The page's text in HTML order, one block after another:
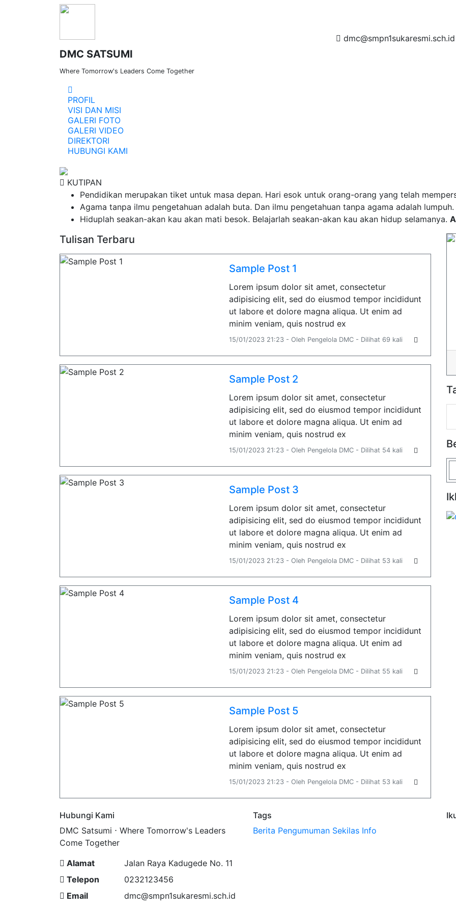
DMC SATSUMI
Where Tomorrow's Leaders Come Together
dmc@smpn1sukaresmi.sch.id
PROFIL
VISI DAN MISI
GALERI FOTO
GALERI VIDEO
DIREKTORI
HUBUNGI KAMI
KUTIPAN
Pendidikan merupakan tiket untuk masa depan. Hari esok untuk orang-orang yang telah
Agama tanpa ilmu pengetahuan adalah buta. Dan ilmu pengetahuan tanpa agama adalah lumpuh.
Hiduplah seakan-akan kau akan mati besok. Belajarlah seakan-akan kau akan hidup selamanya.
Tulisan Terbaru
Sample Post 1
Lorem ipsum dolor sit amet, consectetur
adipisicing elit, sed do eiusmod tempor incididunt
ut labore et dolore magna aliqua. Ut enim ad
minim veniam, quis nostrud ex
15/01/2023 21:23 - Oleh Pengelola DMC - Dilihat 69 kali
Sample Post 2
Lorem ipsum dolor sit amet, consectetur
adipisicing elit, sed do eiusmod tempor incididunt
ut labore et dolore magna aliqua. Ut enim ad
minim veniam, quis nostrud ex
15/01/2023 21:23 - Oleh Pengelola DMC - Dilihat 54 kali
Sample Post 3
Lorem ipsum dolor sit amet, consectetur
adipisicing elit, sed do eiusmod tempor incididunt
ut labore et dolore magna aliqua. Ut enim ad
minim veniam, quis nostrud ex
15/01/2023 21:23 - Oleh Pengelola DMC - Dilihat 53 kali
Sample Post 4
Lorem ipsum dolor sit amet, consectetur
adipisicing elit, sed do eiusmod tempor incididunt
ut labore et dolore magna aliqua. Ut enim ad
minim veniam, quis nostrud ex
15/01/2023 21:23 - Oleh Pengelola DMC - Dilihat 55 kali
Sample Post 5
Lorem ipsum dolor sit amet, consectetur
adipisicing elit, sed do eiusmod tempor incididunt
ut labore et dolore magna aliqua. Ut enim ad
minim veniam, quis nostrud ex
15/01/2023 21:23 - Oleh Pengelola DMC - Dilihat 53 kali
Hubungi Kami
DMC Satsumi ⋅ Where Tomorrow's Leaders
Come Together
Alamat
Jalan Raya Kadugede No. 11
Telepon
0232123456
Email
dmc@smpn1sukaresmi.sch.id
Tags
Berita Pengumuman Sekilas Info